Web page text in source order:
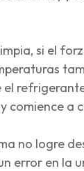
si el
comience a
no logre
error en la